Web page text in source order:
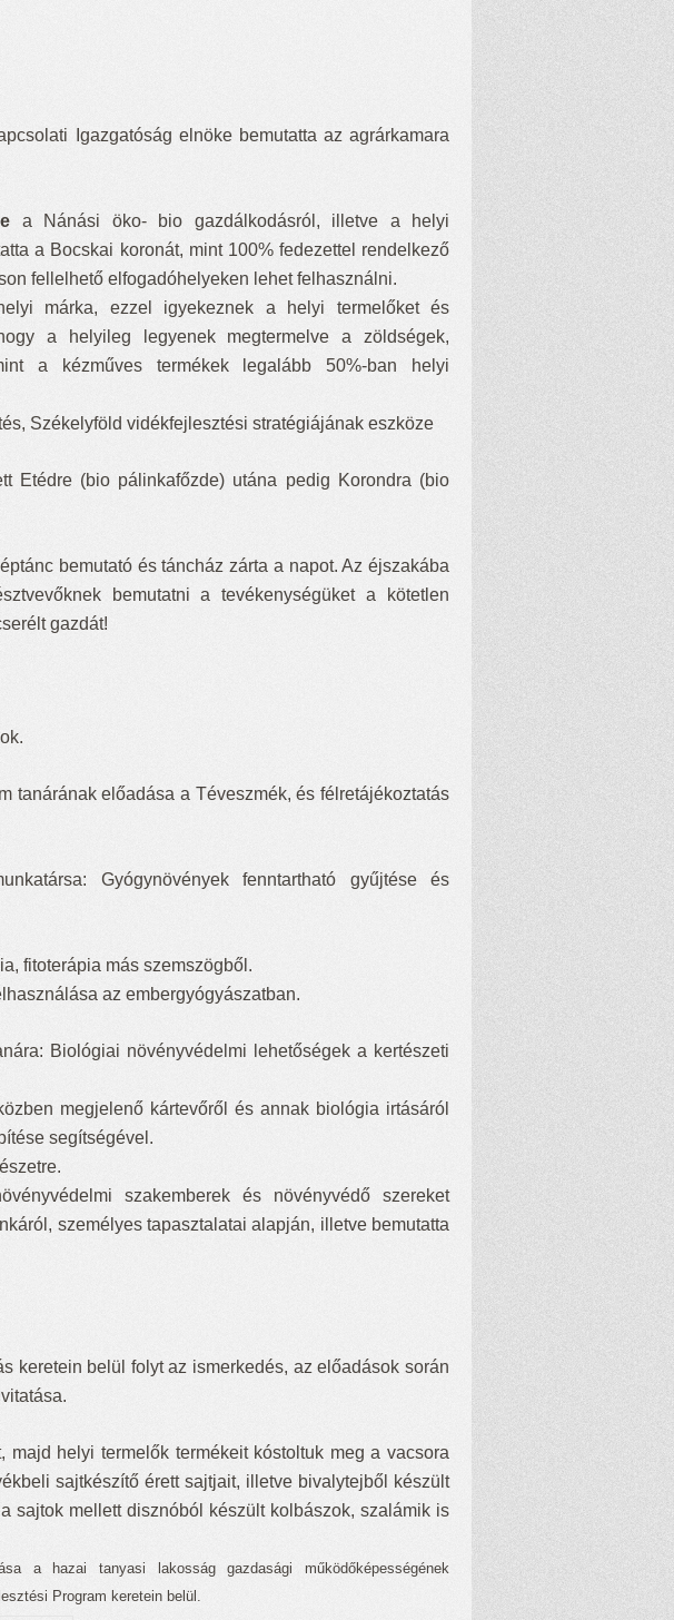
Igazgatóság elnöke bemutatta az agrárkamara
e a Nánási öko- bio gazdálkodásról, illetve a helyi
a Bocskai koronát, mint 100% fedezettel rendelkező
fellelhető elfogadóhelyeken lehet felhasználni.
márka, ezzel igyekeznek a helyi termelőket és
a helyileg legyenek megtermelve a zöldségek,
a kézműves termékek legalább 50%-ban helyi
Székelyföld vidékfejlesztési stratégiájának eszköze
Etédre (bio pálinkafőzde) utána pedig Korondra (bio
bemutató és táncház zárta a napot. Az éjszakába
bemutatni a tevékenységüket a kötetlen
gazdát!
tanárának előadása a Téveszmék, és félretájékoztatás
Gyógynövények fenntartható gyűjtése és
fitoterápia más szemszögből.
az embergyógyászatban.
Biológiai növényvédelmi lehetőségek a kertészeti
megjelenő kártevőről és annak biológia irtásáról
segítségével.
szakemberek és növényvédő szereket
személyes tapasztalatai alapján, illetve bemutatta
keretein belül folyt az ismerkedés, az előadások során
helyi termelők termékeit kóstoltuk meg a vacsora
sajtkészítő érett sajtjait, illetve bivalytejből készült
sajtok mellett disznóból készült kolbászok, szalámik is
hazai tanyasi lakosság gazdasági működőképességének
Program keretein belül.